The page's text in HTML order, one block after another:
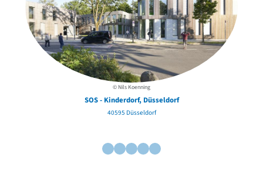
© Nils Koenning
SOS - Kinderdorf, Düsseldorf
40595 Düsseldorf